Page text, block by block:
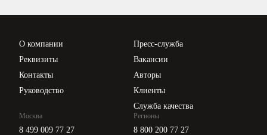
О компании
Реквизиты
Контакты
Руководство
Пресс-служба
Вакансии
Авторы
Клиенты
Служба качества
Москва
8 499 009 77 27
Регионы
8 800 200 77 27